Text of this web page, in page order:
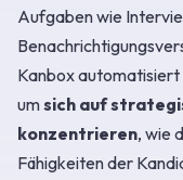
Aufgaben wie
Kanbox
umsich auf
konzentrieren, wie
Fähigkeiten der